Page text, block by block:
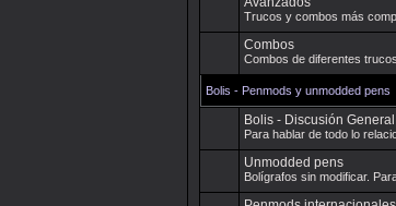
Avanzados
Trucos y combos más
Combos
Combos de diferentes
Bolis - Penmods y unmodded pens
Bolis - Discusión
Para hablar de todo lo
Unmodded pens
Bolígrafos sin modificar.